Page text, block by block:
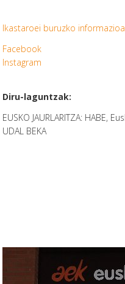
Ikastaroei buruzko
Facebook
Instagram
Diru-laguntzak:
EUSKO JAURLARITZA: HABE,
UDAL BEKA